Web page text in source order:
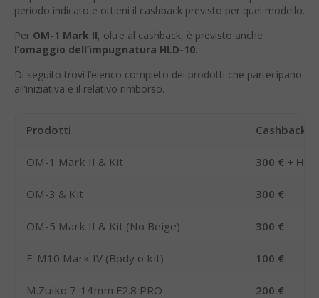
periodo indicato e ottieni il cashback previsto per quel modello.
Per OM-1 Mark II, oltre al cashback, è previsto anche
l’omaggio dell’impugnatura HLD-10.
Di seguito trovi l’elenco completo dei prodotti che partecipano
all’iniziativa e il relativo rimborso.
Prodotti Cashback
OM-1 Mark II & Kit 300 € +
OM-3 & Kit 300 €
OM-5 Mark II & Kit (No Beige) 300 €
E-M10 Mark IV (Body o kit) 100 €
M.Zuiko 7-14mm F2.8 PRO 200 €